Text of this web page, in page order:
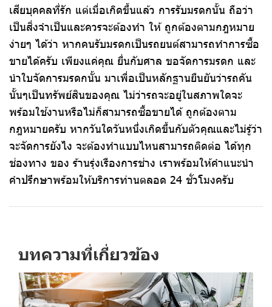
เสียบุคคลที่รัก แต่เมื่อเกิดขึ้นแล้ว การรับมรดกนั้น ถือว่า
เป็นสิ่งจำเป็นและควรจะต้องทำ ให้ ถูกต้องตามกฎหมาย
ง่ายๆ ได้ว่า หากคนรับมรดกเป็นรถยนต์สามารถทำการซื้อ
ขายได้ครับ เพียงแค่คุณ ยื่นกับศาล ขอจัดการมรดก และ
นำใบจัดการมรดกนั้น มาเพื่อเป็นหลักฐานยืนยันว่ารถคัน
นั้นๆเป็นทรัพย์สินของคุณ ไม่ว่ารถจะอยู่ในสภาพใดจะ
พร้อมใช้งานหรือไม่ก็สามารถซื้อขายได้ ถูกต้องตาม
กฎหมายครับ หากวันใดวันหนึ่งเกิดขึ้นกับตัวคุณและไม่รู้ว่า
จะจัดการยังไง จะต้องทำแบบไหนสามารถติดต่อ ได้ทุก
ช่องทาง ของ ร้านรุ่งเรืองการช่าง เราพร้อมให้คำแนะนำ
คำปรึกษาพร้อมให้บริการท่านตลอด 24 ชั่วโมงครับ
บทความที่เกี่ยวข้อง